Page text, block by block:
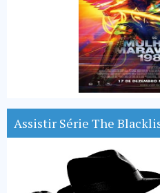
Assistir Série The